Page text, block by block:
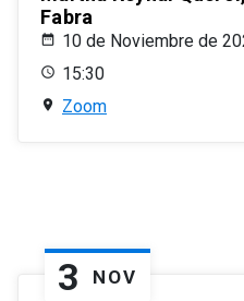
Fabra
10 de Noviembre de
15:30
Zoom
3 NOV